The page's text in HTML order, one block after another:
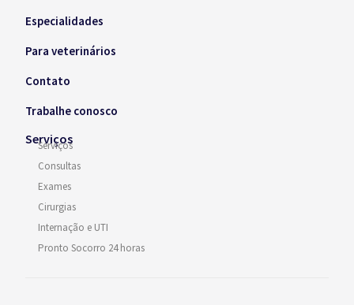
Especialidades
Para veterinários
Contato
Trabalhe conosco
Serviços
Serviços
Consultas
Exames
Cirurgias
Internação e UTI
Pronto Socorro 24 horas